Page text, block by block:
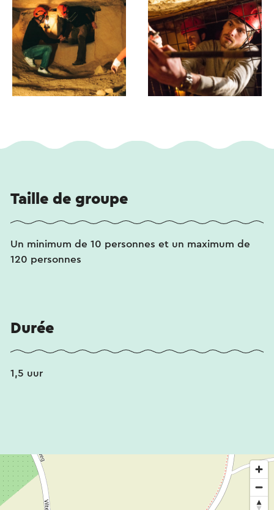
Taille de groupe
Un minimum de 10 personnes et un maximum de
120 personnes
Durée
1,5 uur